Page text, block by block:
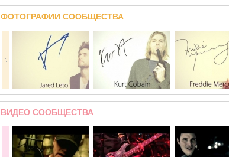
ФОТОГРАФИИ СООБЩЕСТВА
ВИДЕО СООБЩЕСТВА